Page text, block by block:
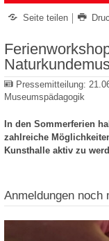
Seite teilen
Pressemitteilung:
Museumspädagogik
In den Sommerferien
zahlreiche
Kunsthalle aktiv zu
Anmeldungen noch